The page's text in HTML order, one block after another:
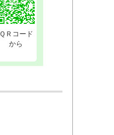
ＱＲコード
から